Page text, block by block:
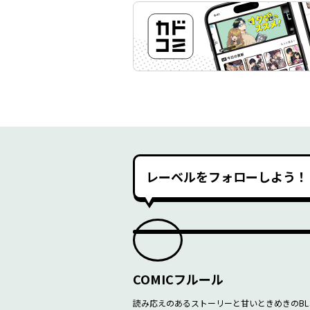
レーベルをフォローしよう！
COMICフルール
読み応えのあるストーリーと甘いときめきの